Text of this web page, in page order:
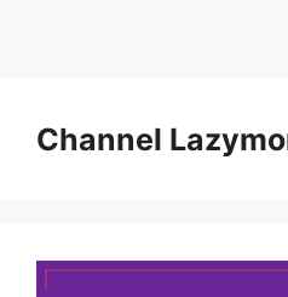
contentChannel